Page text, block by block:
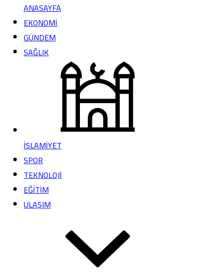
ANASAYFA
EKONOMİ
GÜNDEM
SAĞLIK
İSLAMİYET
SPOR
TEKNOLOJİ
EĞİTİM
ULAŞIM